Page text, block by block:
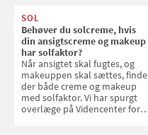
SOL
Behøver du solcreme, hvis
din ansigtscreme og makeup
har solfaktor?
Når ansigtet skal fugtes, og
makeuppen skal sættes,
der både creme og makeup
med solfaktor. Vi har spurgt
overlæge på Videncenter for